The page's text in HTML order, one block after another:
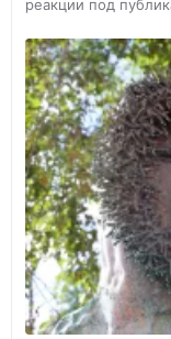
реакции под